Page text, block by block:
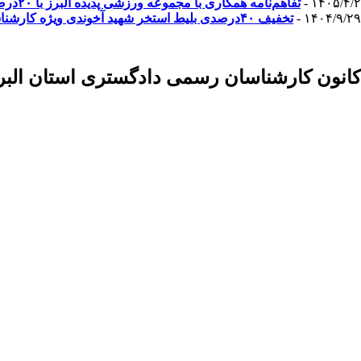
۱۴۰۵/۴/۲ -
تفاهم‌نامه همکاری با مجموعه ورزشی پدیده البرز با ۲۰درصد تخفیف
۱۴۰۴/۹/۲۹ -
تخفیف ۴۰درصدی بلیط استخر شهید آخوندی ویژه کارشناسان کانون
کانون کارشناسان رسمی دادگستری استان